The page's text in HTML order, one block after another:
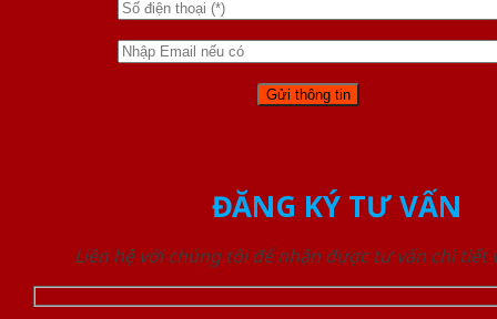
ĐĂNG KÝ TƯ VẤN
Liên hệ với chúng tôi để nhận được tư vấn chi tiết